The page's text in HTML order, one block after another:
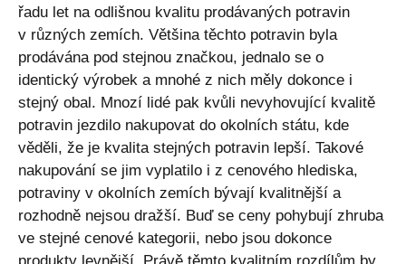
řadu let na odlišnou kvalitu prodávaných potravin
v různých zemích. Většina těchto potravin byla
prodávána pod stejnou značkou, jednalo se o
identický výrobek a mnohé z nich měly dokonce i
stejný obal. Mnozí lidé pak kvůli nevyhovující kvalitě
potravin jezdilo nakupovat do okolních státu, kde
věděli, že je kvalita stejných potravin lepší. Takové
nakupování se jim vyplatilo i z cenového hlediska,
potraviny v okolních zemích bývají kvalitnější a
rozhodně nejsou dražší. Buď se ceny pohybují zhruba
ve stejné cenové kategorii, nebo jsou dokonce